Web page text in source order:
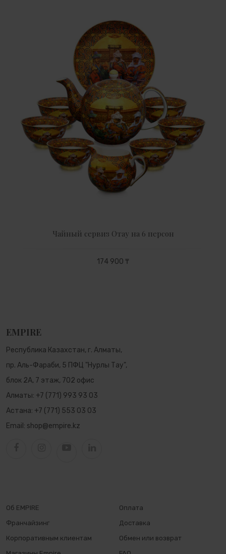
Чайный сервиз Отау на 6 персон
174 900 ₸
EMPIRE
Республика Казахстан, г. Алматы,
пр. Аль-Фараби, 5 ПФЦ "Нурлы Тау",
блок 2А, 7 этаж, 702 офис
Алматы: +7 (771) 993 93 03
Астана: +7 (771) 553 03 03
Email: shop@empire.kz
Об EMPIRE
Франчайзинг
Корпоративным клиентам
Оплата
Доставка
Обмен или возврат